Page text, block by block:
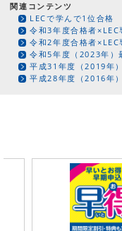
関連コンテンツ
LECで学んで1位合格
令和3年度合格者
令和2年度合格者
令和5年度（2023年）
平成31年度（2019年
平成28年度（2016年